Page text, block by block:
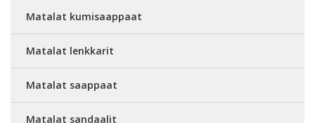
Matalat kumisaappaat
Matalat lenkkarit
Matalat saappaat
Matalat sandaalit